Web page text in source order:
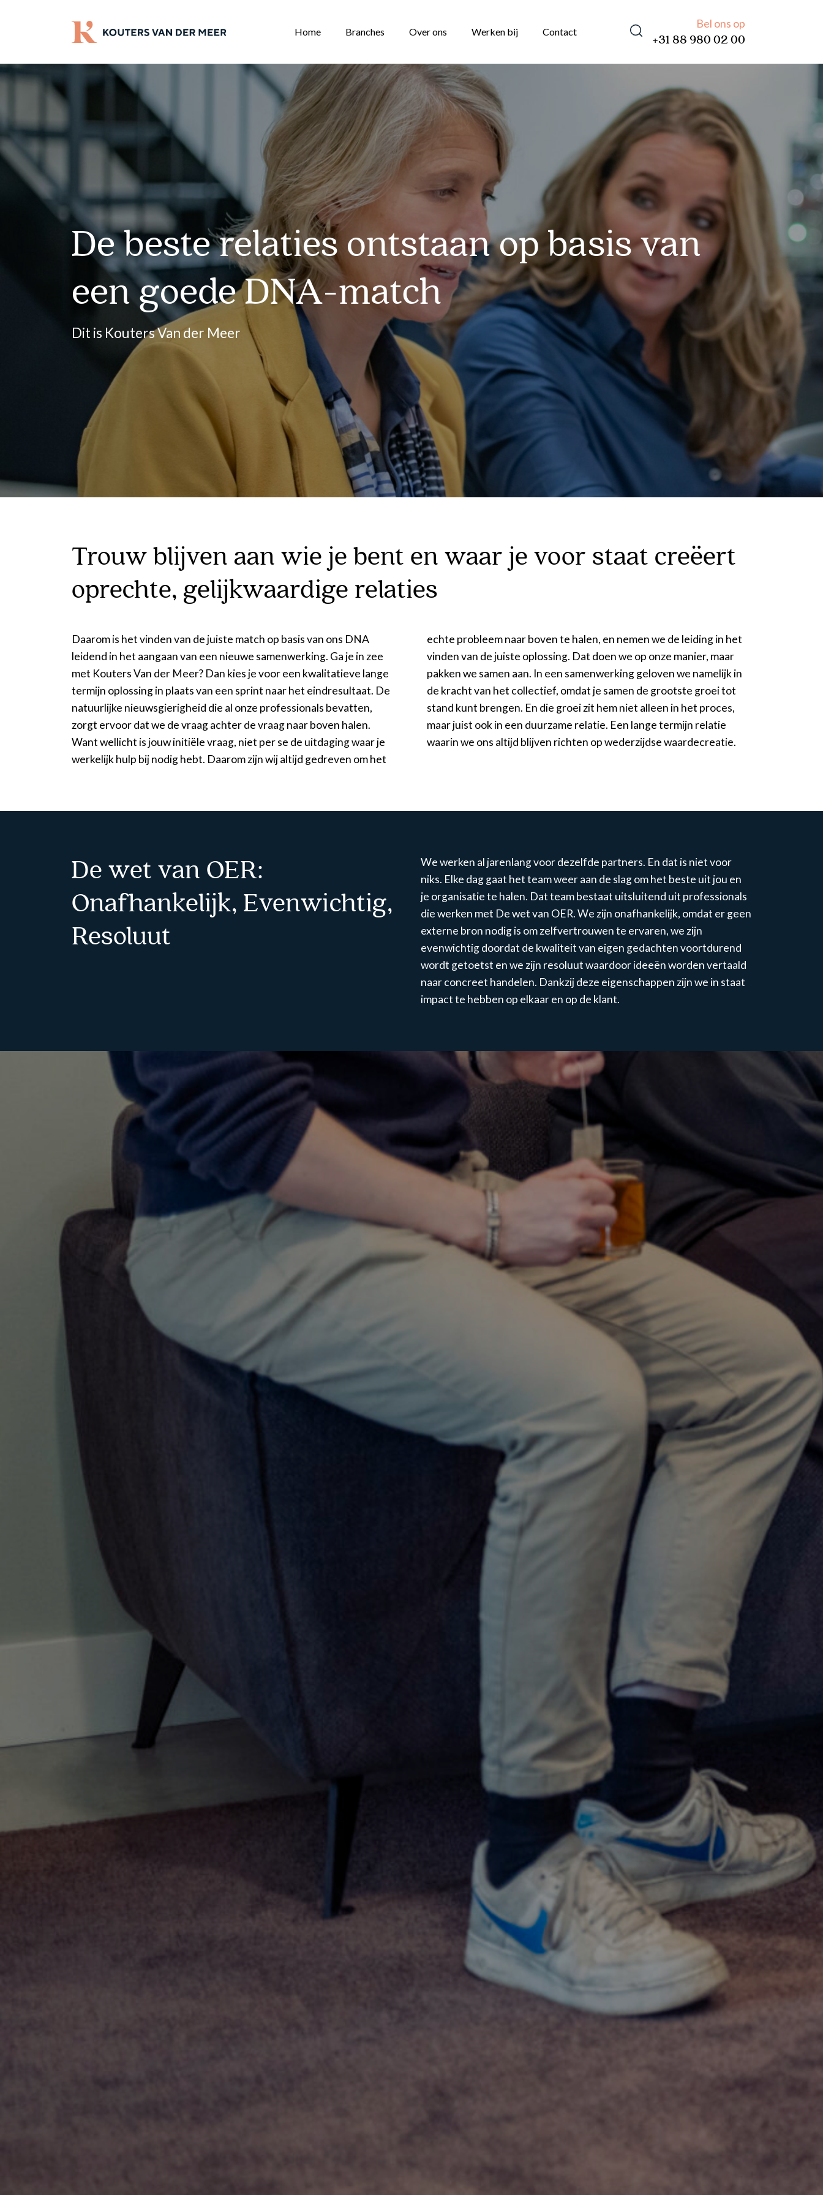
Home Branches Over ons Werken bij Contact
Bel ons op
+31 88 980 02 00
De beste relaties ontstaan op basis van
een goede DNA-match
Dit is Kouters Van der Meer
Trouw blijven aan wie je bent en waar je voor staat creëert
oprechte, gelijkwaardige relaties
Daarom is het vinden van de juiste match op basis van ons DNA
leidend in het aangaan van een nieuwe samenwerking. Ga je in zee
met Kouters Van der Meer? Dan kies je voor een kwalitatieve lange
termijn oplossing in plaats van een sprint naar het eindresultaat. De
natuurlijke nieuwsgierigheid die al onze professionals bevatten,
zorgt ervoor dat we de vraag achter de vraag naar boven halen.
Want wellicht is jouw initiële vraag, niet per se de uitdaging waar je
werkelijk hulp bij nodig hebt. Daarom zijn wij altijd gedreven om het
echte probleem naar boven te halen, en nemen we de leiding in het
vinden van de juiste oplossing. Dat doen we op onze manier, maar
pakken we samen aan. In een samenwerking geloven we namelijk in
de kracht van het collectief, omdat je samen de grootste groei tot
stand kunt brengen. En die groei zit hem niet alleen in het proces,
maar juist ook in een duurzame relatie. Een lange termijn relatie
waarin we ons altijd blijven richten op wederzijdse waardecreatie.
De wet van OER:
Onafhankelijk, Evenwichtig,
Resoluut
We werken al jarenlang voor dezelfde partners. En dat is niet voor
niks. Elke dag gaat het team weer aan de slag om het beste uit jou en
je organisatie te halen. Dat team bestaat uitsluitend uit professionals
die werken met De wet van OER. We zijn onafhankelijk, omdat er geen
externe bron nodig is om zelfvertrouwen te ervaren, we zijn
evenwichtig doordat de kwaliteit van eigen gedachten voortdurend
wordt getoetst en we zijn resoluut waardoor ideeën worden vertaald
naar concreet handelen. Dankzij deze eigenschappen zijn we in staat
impact te hebben op elkaar en op de klant.